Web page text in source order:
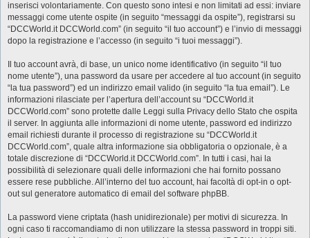
inserisci volontariamente. Con questo sono intesi e non limitati ad essi: inviare
messaggi come utente ospite (in seguito “messaggi da ospite”), registrarsi su
“DCCWorld.it DCCWorld.com” (in seguito “il tuo account”) e l’invio di messaggi
dopo la registrazione e l’accesso (in seguito “i tuoi messaggi”).
Il tuo account avrà, di base, un unico nome identificativo (in seguito “il tuo
nome utente”), una password da usare per accedere al tuo account (in seguito
“la tua password”) ed un indirizzo email valido (in seguito “la tua email”). Le
informazioni rilasciate per l’apertura dell’account su “DCCWorld.it
DCCWorld.com” sono protette dalle Leggi sulla Privacy dello Stato che ospita
il server. In aggiunta alle informazioni di nome utente, password ed indirizzo
email richiesti durante il processo di registrazione su “DCCWorld.it
DCCWorld.com”, quale altra informazione sia obbligatoria o opzionale, è a
totale discrezione di “DCCWorld.it DCCWorld.com”. In tutti i casi, hai la
possibilità di selezionare quali delle informazioni che hai fornito possano
essere rese pubbliche. All’interno del tuo account, hai facoltà di opt-in o opt-
out sul generatore automatico di email del software phpBB.
La password viene criptata (hash unidirezionale) per motivi di sicurezza. In
ogni caso ti raccomandiamo di non utilizzare la stessa password in troppi siti.